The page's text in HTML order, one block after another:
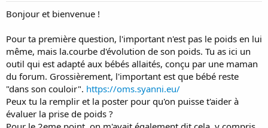
Bonjour et bienvenue !
Pour ta première question, l'important n'est pas le poids en lui
même, mais la.courbe d'évolution de son poids. Tu as ici un
outil qui est adapté aux bébés allaités, conçu par une maman
du forum. Grossièrement, l'important est que bébé reste
"dans son couloir". https://oms.syanni.eu/
Peux tu la remplir et la poster pour qu'on puisse t'aider à
évaluer la prise de poids ?